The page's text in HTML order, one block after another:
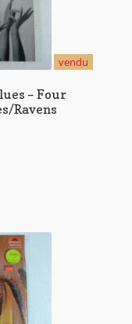
vendu
– Four
Ravens